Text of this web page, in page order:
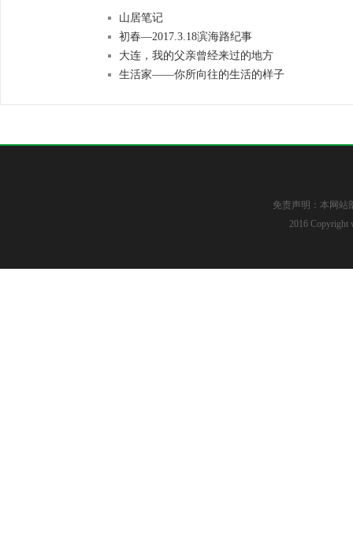
山居笔记
初春—2017.3.18滨海路纪事
大连，我的父亲曾经来过的地方
生活家——你所向往的生活的样子
免责声明：本网站
2016